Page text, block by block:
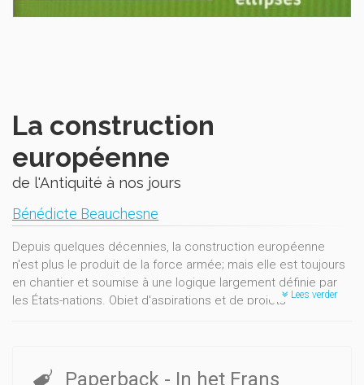
La construction
européenne
de l'Antiquité à nos jours
Bénédicte Beauchesne
Depuis quelques décennies, la construction européenne
n'est plus le produit de la force armée; mais elle est toujours
en chantier et soumise à une logique largement définie par
les États-nations. Objet d'aspirations et de projets Lees verder
Paperback - In het Frans